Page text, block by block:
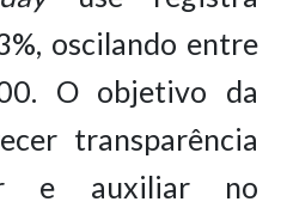
oscilando entre
O objetivo da
transparência
e auxiliar no